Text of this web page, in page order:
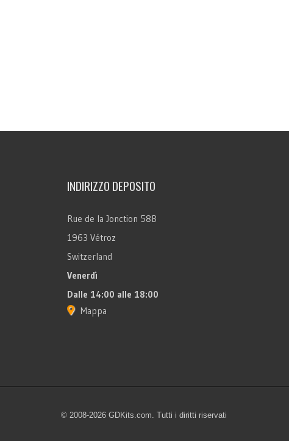
INDIRIZZO DEPOSITO
Rue de la Jonction 58B
1963 Vétroz
Switzerland
Venerdì
Dalle 14:00 alle 18:00
Mappa
© 2008-2026 GDKits.com. Tutti i diritti riservati